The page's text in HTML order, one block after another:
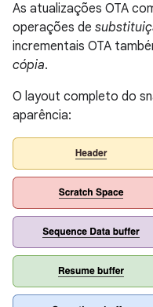
As atualizações OTA
operações de
incrementais OTA
cópia.
O layout completo do
aparência: